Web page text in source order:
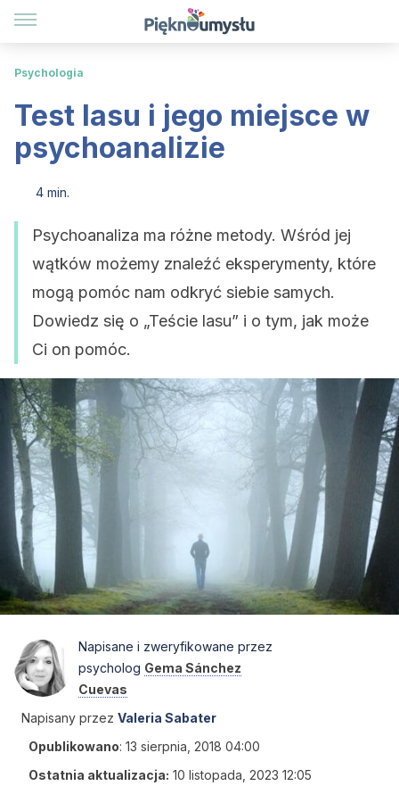
Psychologia
Test lasu i jego miejsce w
psychoanalizie
4 min.
Psychoanaliza ma różne metody. Wśród jej
wątków możemy znaleźć eksperymenty, które
mogą pomóc nam odkryć siebie samych.
Dowiedz się o „Teście lasu” i o tym, jak może
Ci on pomóc.
Napisane i zweryfikowane przez
psycholog Gema Sánchez
Cuevas
Napisany przez Valeria Sabater
Opublikowano: 13 sierpnia, 2018 04:00
Ostatnia aktualizacja: 10 listopada, 2023 12:05